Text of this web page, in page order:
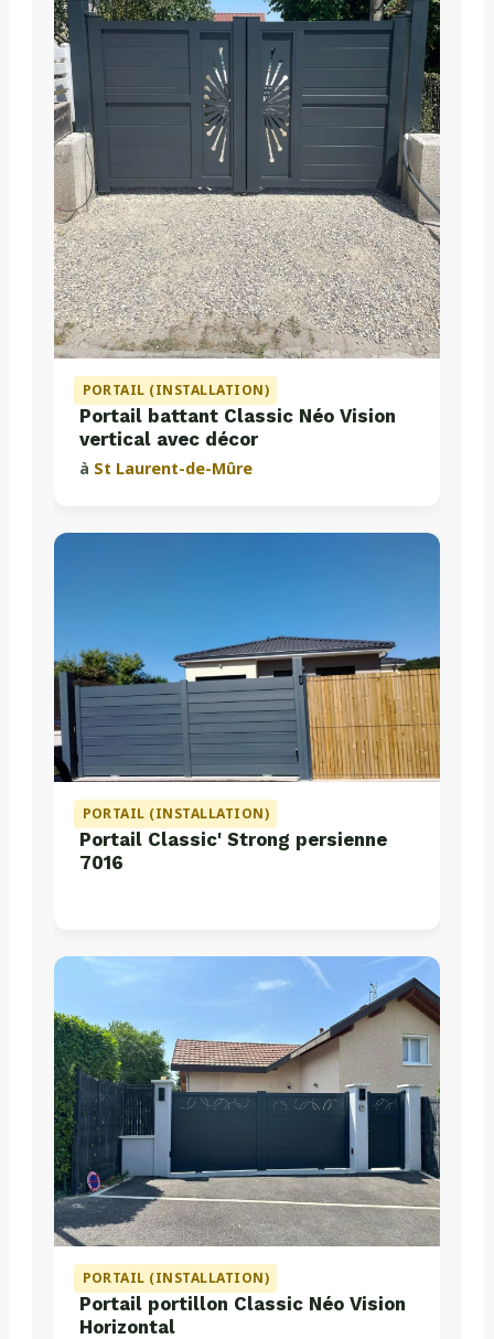
PORTAIL (INSTALLATION)
Portail battant Classic Néo Vision
vertical avec décor
à St Laurent-de-Mûre
PORTAIL (INSTALLATION)
Portail Classic' Strong persienne
7016
PORTAIL (INSTALLATION)
Portail portillon Classic Néo Vision
Horizontal